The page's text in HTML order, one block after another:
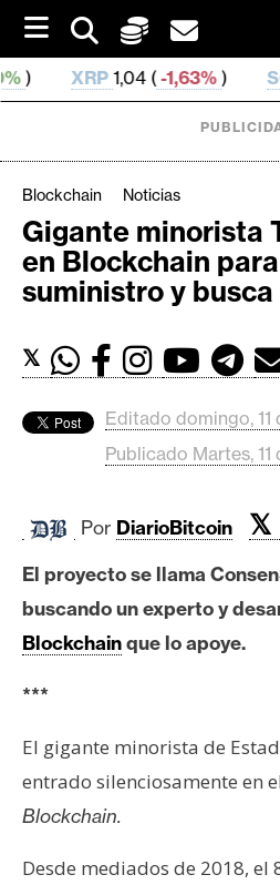
i
p
t
o
( -1,63%) SOL73,69 ( -
C
r
i
M
a
o
s
t
c
i
Blockchain Noticias
Gigante minorista
en Blockchain
suministro y
𝕏
Editado domingo,
Publicado Martes, 11
Por DiarioBitcoin 𝕏
El proyecto se llama
buscando un experto y
Blockchainque lo apoye.
***
El gigante minorista de
entrado silenciosamente en
Blockchain.
Desde mediados de 2018, el